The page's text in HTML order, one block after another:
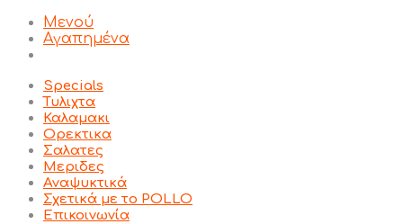
Μενού
Αγαπημένα
Specials
Τυλιχτα
Καλαμακι
Ορεκτικα
Σαλατες
Μεριδες
Αναψυκτικά
Σχετικά με το POLLO
Επικοινωνία